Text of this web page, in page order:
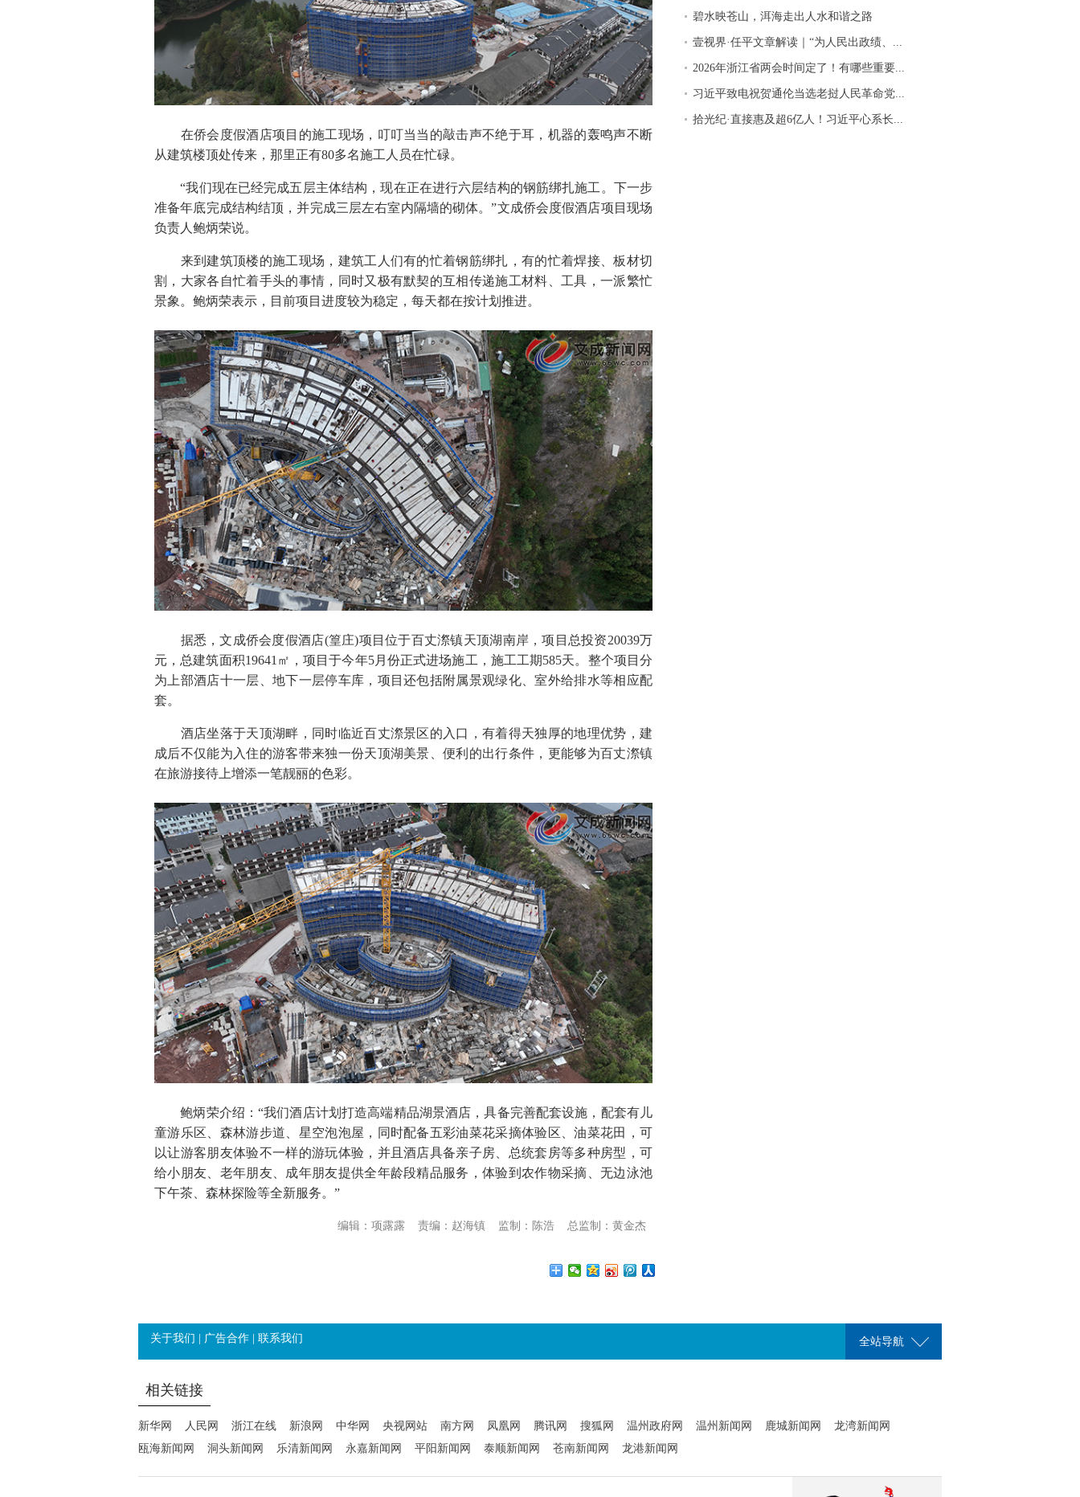
在侨会度假酒店项目的施工现场，叮叮当当的敲击声不绝于耳，机器的轰鸣声不断
从建筑楼顶处传来，那里正有80多名施工人员在忙碌。
“我们现在已经完成五层主体结构，现在正在进行六层结构的钢筋绑扎施工。下一步
准备年底完成结构结顶，并完成三层左右室内隔墙的砌体。”文成侨会度假酒店项目现场
负责人鲍炳荣说。
来到建筑顶楼的施工现场，建筑工人们有的忙着钢筋绑扎，有的忙着焊接、板材切
割，大家各自忙着手头的事情，同时又极有默契的互相传递施工材料、工具，一派繁忙
景象。鲍炳荣表示，目前项目进度较为稳定，每天都在按计划推进。
据悉，文成侨会度假酒店(篁庄)项目位于百丈漈镇天顶湖南岸，项目总投资20039万
元，总建筑面积19641㎡，项目于今年5月份正式进场施工，施工工期585天。整个项目分
为上部酒店十一层、地下一层停车库，项目还包括附属景观绿化、室外给排水等相应配
套。
酒店坐落于天顶湖畔，同时临近百丈漈景区的入口，有着得天独厚的地理优势，建
成后不仅能为入住的游客带来独一份天顶湖美景、便利的出行条件，更能够为百丈漈镇
在旅游接待上增添一笔靓丽的色彩。
鲍炳荣介绍：“我们酒店计划打造高端精品湖景酒店，具备完善配套设施，配套有儿
童游乐区、森林游步道、星空泡泡屋，同时配备五彩油菜花采摘体验区、油菜花田，可
以让游客朋友体验不一样的游玩体验，并且酒店具备亲子房、总统套房等多种房型，可
给小朋友、老年朋友、成年朋友提供全年龄段精品服务，体验到农作物采摘、无边泳池
下午茶、森林探险等全新服务。”
总监制：黄金杰
监制：陈浩
责编：赵海镇
编辑：项露露
碧水映苍山，洱海走出人水和谐之路
壹视界·任平文章解读｜“为人民出政绩、...
2026年浙江省两会时间定了！有哪些重要...
习近平致电祝贺通伦当选老挝人民革命党...
拾光纪·直接惠及超6亿人！习近平心系长...
关于我们 广告合作 联系我们 全站导航
相关链接
新华网 人民网 浙江在线 新浪网 中华网 央视网站 南方网 凤凰网 腾讯网 搜狐网 温州政府网 温州新闻网 鹿城新闻网
龙湾新闻网
瓯海新闻网
洞头新闻网 乐清新闻网 永嘉新闻网 平阳新闻网 泰顺新闻网 苍南新闻网 龙港新闻网